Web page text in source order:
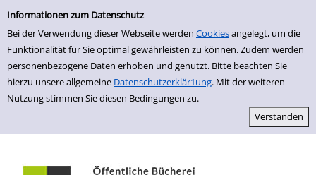
Einfache Suche
Informationen zum Datenschutz
Bei der Verwendung dieser Webseite werden Cookiesangelegt, um die
Funktionalität für Sie optimal gewährleisten zu können. Zudem werden
personenbezogene Daten erhoben und genutzt. Bitte beachten Sie
hierzu unsere allgemeine Datenschutzerklär1ung. Mit der weiteren
Nutzung stimmen Sie diesen Bedingungen zu.
zur Navigation springen
zum Inhalt springen
Zur Detailanzeige springen